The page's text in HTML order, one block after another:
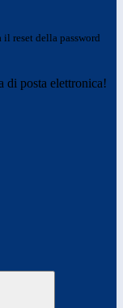
reset della password
di posta elettronica!